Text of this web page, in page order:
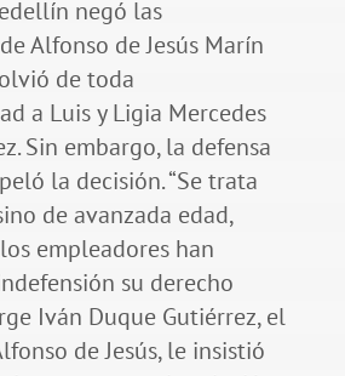
negó las
Alfonso de Jesús Marín
de toda
a Luis y Ligia Mercedes
Sin embargo, la defensa
la decisión. “Se trata
de avanzada edad,
empleadores han
su derecho
Iván Duque Gutiérrez, el
de Jesús, le insistió